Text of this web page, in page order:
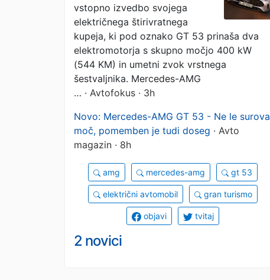
vstopno izvedbo svojega
električnega štirivratnega
kupeja, ki pod oznako GT 53 prinaša dva
elektromotorja s skupno močjo 400 kW
(544 KM) in umetni zvok vrstnega
šestvaljnika. Mercedes-AMG
… · Avtofokus · 3h
Novo: Mercedes-AMG GT 53 - Ne le surova
moč, pomemben je tudi doseg · Avto
magazin · 8h
amg mercedes-amg gt 53
električni avtomobil gran turismo
objavi tvitaj
2 novici